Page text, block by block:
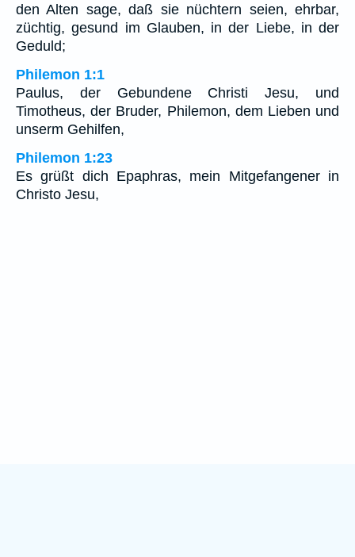
den Alten sage, daß sie nüchtern seien, ehrbar,
züchtig, gesund im Glauben, in der Liebe, in der
Geduld;
Philemon 1:1
Paulus, der Gebundene Christi Jesu, und
Timotheus, der Bruder, Philemon, dem Lieben und
unserm Gehilfen,
Philemon 1:23
Es grüßt dich Epaphras, mein Mitgefangener in
Christo Jesu,